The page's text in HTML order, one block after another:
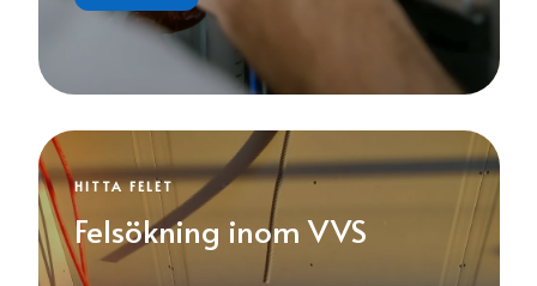
HITTA FELET
Felsökning inom VVS